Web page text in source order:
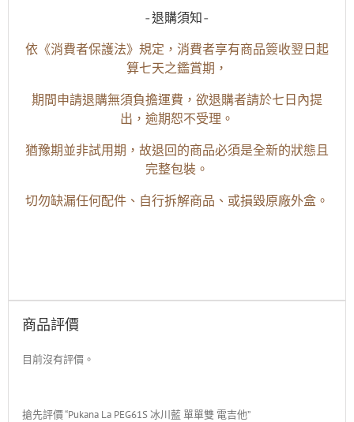
-退購須知-
依《消費者保護法》規定，消費者享有商品簽收翌日起
算七天之鑑賞期，
期間申請退購無須負擔運費，欲退購者請於七日內提
出，逾期恕不受理。
猶豫期並非試用期，故退回的商品必須是全新的狀態且
完整包裝。
切勿缺漏任何配件、自行拆解商品、或損毀原廠外盒。
商品評價
目前沒有評價。
搶先評價 “Pukana La PEG61S 冰川藍 單單雙 電吉他”